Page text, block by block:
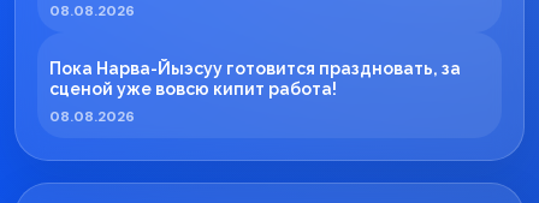
08.08.2026
Пока Нарва-Йыэсуу готовится праздновать, за
сценой уже вовсю кипит работа!
08.08.2026